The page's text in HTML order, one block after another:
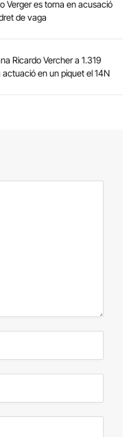
Verger es torna en acusació
de vaga
Ricardo Vercher a 1.319
en un piquet el 14N